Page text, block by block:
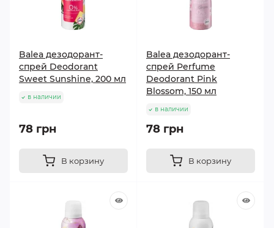
Balea дезодорант-
спрей Deodorant
Sweet Sunshine, 200 мл
в наличии
78 грн
В корзину
Balea дезодорант-
спрей Perfume
Deodorant Pink
Blossom, 150 мл
в наличии
78 грн
В корзину